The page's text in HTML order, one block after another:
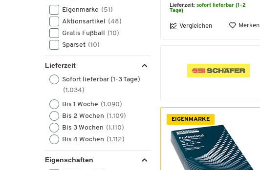
Schäfer Shop Genius
Ursus OE (5)
Steinbeis (4)
Wedo (4)
Treston(2)
Ursus(2)
Ursus Green
(2)
Brother(1)
Eigenmarke (51)
Aktionsartikel (48)
Gratis Fußball (10)
Sparset (10)
Lieferzeit
Sofort lieferbar (1-3 Tage)
(1.034)
Bis 1 Woche (1.090)
Bis 2 Wochen (1.109)
Bis 3 Wochen (1.110)
Bis 4 Wochen (1.112)
Eigenschaften
Lieferzeit: sofort lieferbar (1-2
Tage)
Vergleichen Merken
EIGENMARKE